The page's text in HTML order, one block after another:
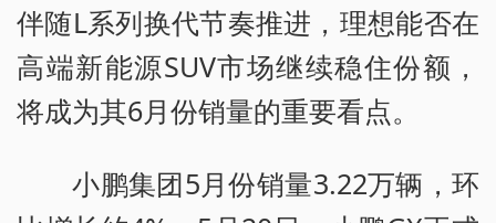
伴随L系列换代节奏推进，理想能否在
高端新能源SUV市场继续稳住份额，
将成为其6月份销量的重要看点。
小鹏集团5月份销量3.22万辆，环